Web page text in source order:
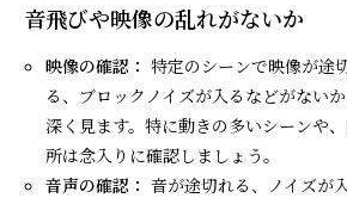
音飛びや映像の乱れがないか
映像の確認： 特定のシーンで映像が途
る、ブロックノイズが入るなどがない
深く見ます。特に動きの多いシーンや
所は念入りに確認しましょう。
音声の確認： 音が途切れる、ノイズが